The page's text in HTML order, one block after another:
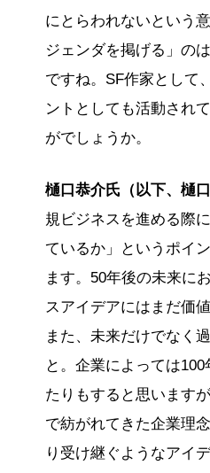
にとらわれないという
ジェンダを掲げる」の
ですね。SF作家として
ントとしても活動され
がでしょうか。
樋口恭介氏（以下、樋
規ビジネスを進める際
ているか」というポイ
ます。50年後の未来に
スアイデアにはまだ価
また、未来だけでなく
と。企業によっては
たりもすると思います
で紡がれてきた企業理
り受け継ぐようなアイ